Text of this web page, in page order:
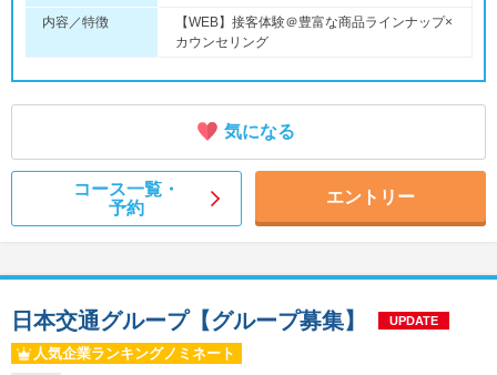
内容／特徴
【WEB】接客体験＠豊富な商品ラインナップ×
カウンセリング
気になる
コース一覧・
予約
エントリー
日本交通グループ【グループ募集】 UPDATE
人気企業ランキングノミネート